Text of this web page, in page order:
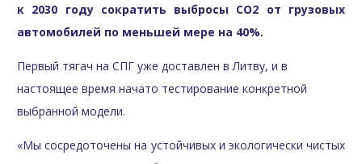
к 2030 году сократить выбросы CO2 от грузовых
автомобилей по меньшей мере на 40%.
Первый тягач на СПГ уже доставлен в Литву, и в
настоящее время начато тестирование конкретной
выбранной модели.
«Мы сосредоточены на устойчивых и экологически чистых